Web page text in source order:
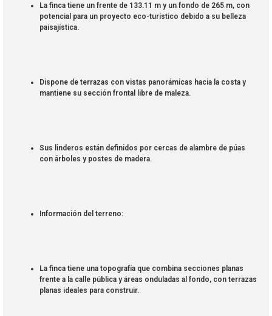
La finca tiene un frente de 133.11 m y un fondo de 265 m, con
potencial para un proyecto eco-turístico debido a su belleza
paisajística.
Dispone de terrazas con vistas panorámicas hacia la costa y
mantiene su sección frontal libre de maleza.
Sus linderos están definidos por cercas de alambre de púas
con árboles y postes de madera.
Información del terreno:
La finca tiene una topografía que combina secciones planas
frente a la calle pública y áreas onduladas al fondo, con terrazas
planas ideales para construir.